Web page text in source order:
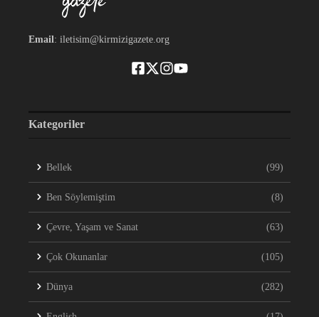
Email : iletisim@kirmizigazete.org
Kategoriler
Bellek (99)
Ben Söylemiştim (8)
Çevre, Yaşam ve Sanat (63)
Çok Okunanlar (105)
Dünya (282)